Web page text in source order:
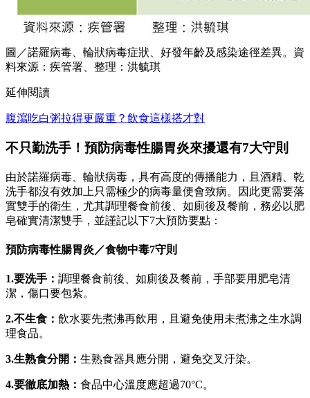
圖／諾羅病毒、輪狀病毒症狀、好發年齡及感染途徑差異。資
料來源：疾管署、整理：洪毓琪
延伸閱讀
腹瀉吃白粥拉得更嚴重？飲食這樣搭才對
不只勤洗手！預防病毒性腸胃炎來擾還有7大守則
由於諾羅病毒、輪狀病毒，具有高度的傳播能力，且酒精、乾
洗手都沒有效加上只需極少的病毒量便會致病。因此更需要落
實雙手的衛生，尤其調理餐食前後、如廁後及餐前，務必以肥
皂確實清潔雙手，並謹記以下7大預防要點：
預防病毒性腸胃炎／食物中毒7守則
1.要洗手： 調理餐食前後、如廁後及餐前，手部要用肥皂清
潔，傷口要包紮。
2.不生食： 飲水要先煮沸再飲用，且避免使用未煮沸之生水調
理食品。
3.生熟食分開： 生熟食器具應分開，避免交叉汙染。
4.要徹底加熱： 食品中心溫度應超過70°C。